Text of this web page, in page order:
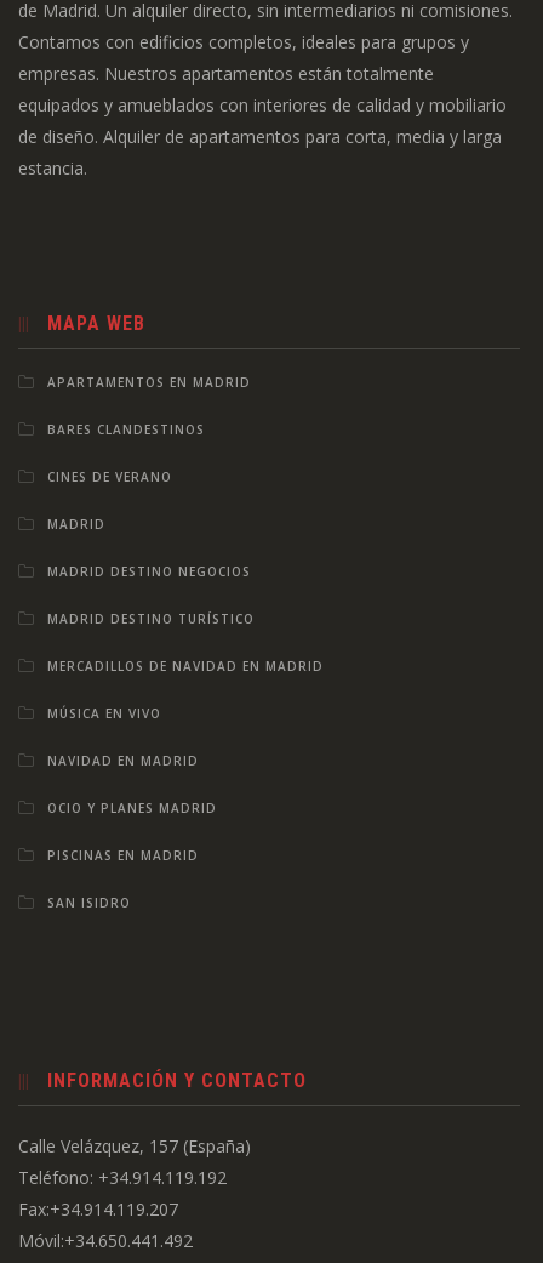
de Madrid. Un alquiler directo, sin intermediarios ni comisiones.
Contamos con edificios completos, ideales para grupos y
empresas. Nuestros apartamentos están totalmente
equipados y amueblados con interiores de calidad y mobiliario
de diseño. Alquiler de apartamentos para corta, media y larga
estancia.
MAPA WEB
APARTAMENTOS EN MADRID
BARES CLANDESTINOS
CINES DE VERANO
MADRID
MADRID DESTINO NEGOCIOS
MADRID DESTINO TURÍSTICO
MERCADILLOS DE NAVIDAD EN MADRID
MÚSICA EN VIVO
NAVIDAD EN MADRID
OCIO Y PLANES MADRID
PISCINAS EN MADRID
SAN ISIDRO
INFORMACIÓN Y CONTACTO
Calle Velázquez, 157 (España)
Teléfono: +34.914.119.192
Fax:+34.914.119.207
Móvil:+34.650.441.492